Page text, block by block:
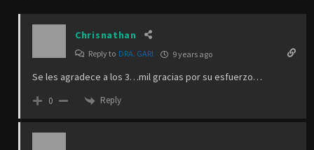
Chrisnathan
Reply to DRA. GARI 9 years ago
Se les agradece a los 3…mil gracias por su esfuerzo…
0 Reply